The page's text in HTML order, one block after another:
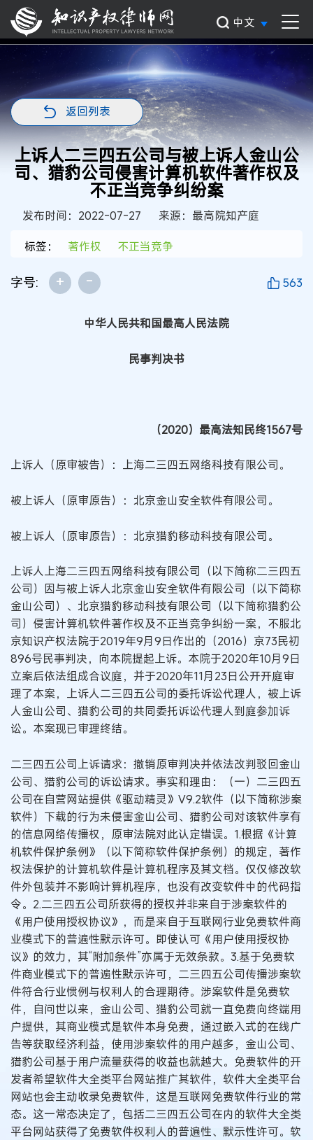
中文
返回列表
上诉人二三四五公司与被上诉人金山公
司、猎豹公司侵害计算机软件著作权及
不正当竞争纠纷案
发布时间：2022-07-27
来源：最高院知产庭
标签：
著作权 不正当竞争
字号: + - 563
中华人民共和国最高人民法院
民事判决书
（2020）最高法知民终1567号
上诉人（原审被告）：上海二三四五网络科技有限公司。
被上诉人（原审原告）：北京金山安全软件有限公司。
被上诉人（原审原告）：北京猎豹移动科技有限公司。
上诉人上海二三四五网络科技有限公司（以下简称二三四五
公司）因与被上诉人北京金山安全软件有限公司（以下简称
金山公司）、北京猎豹移动科技有限公司（以下简称猎豹公
司）侵害计算机软件著作权及不正当竞争纠纷一案，不服北
京知识产权法院于2019年9月9日作出的（2016）京73民初
896号民事判决，向本院提起上诉。本院于2020年10月9日
立案后依法组成合议庭，并于2020年11月23日公开开庭审
理了本案，上诉人二三四五公司的委托诉讼代理人，被上诉
人金山公司、猎豹公司的共同委托诉讼代理人到庭参加诉
讼。本案现已审理终结。
二三四五公司上诉请求：撤销原审判决并依法改判驳回金山
公司、猎豹公司的诉讼请求。事实和理由：（一）二三四五
公司在自营网站提供《驱动精灵》V9.2软件（以下简称涉案
软件）下载的行为未侵害金山公司、猎豹公司对该软件享有
的信息网络传播权，原审法院对此认定错误。1.根据《计算
机软件保护条例》（以下简称软件保护条例）的规定，著作
权法保护的计算机软件是计算机程序及其文档。仅仅修改软
件外包装并不影响计算机程序，也没有改变软件中的代码指
令。2.二三四五公司所获得的授权并非来自于涉案软件的
《用户使用授权协议》，而是来自于互联网行业免费软件商
业模式下的普遍性默示许可。即使认可《用户使用授权协
议》的效力，其“附加条件”亦属于无效条款。3.基于免费软
件商业模式下的普遍性默示许可，二三四五公司传播涉案软
件符合行业惯例与权利人的合理期待。涉案软件是免费软
件，自问世以来，金山公司、猎豹公司就一直免费向终端用
户提供，其商业模式是软件本身免费，通过嵌入式的在线广
告等获取经济利益，使用涉案软件的用户越多，金山公司、
猎豹公司基于用户流量获得的收益也就越大。免费软件的开
发者希望软件大全类平台网站推广其软件，软件大全类平台
网站也会主动收录免费软件，这是互联网免费软件行业的常
态。这一常态决定了，包括二三四五公司在内的软件大全类
平台网站获得了免费软件权利人的普遍性、默示性许可。软